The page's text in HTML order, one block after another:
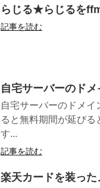
らじる★らじるを
記事を読む
自宅サーバーのド
自宅サーバーのドメ
ると無料期間が延び
す...
記事を読む
楽天カードを装っ